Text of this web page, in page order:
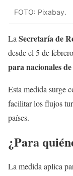
FOTO: Pixabay.
La Secretaría de
desde el 5 de
para nacionales
Esta medida surge
facilitar los flujos
países.
¿Para
La medida aplica